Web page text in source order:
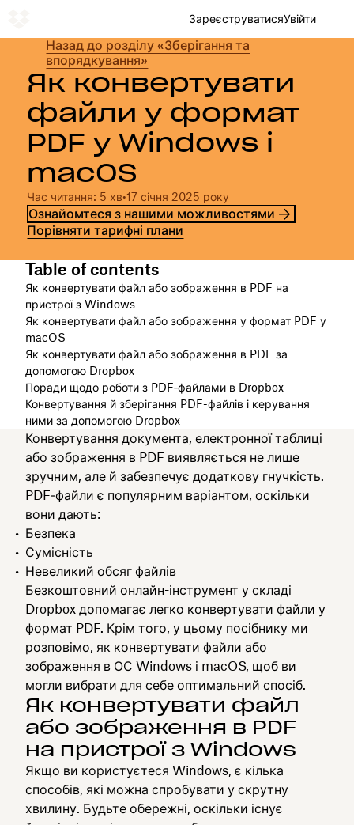
ЗареєструватисяУвійти
Назад до розділу «Зберігання та
впорядкування»
Як конвертувати
файли у формат
PDF у Windows і
macOS
Час читання: 5 хв•17 січня 2025 року
Ознайомтеся з нашими можливостями
Порівняти тарифні плани
Table of contents
Як конвертувати файл або зображення в PDF на
пристрої з Windows
Як конвертувати файл або зображення у формат PDF у
macOS
Як конвертувати файл або зображення в PDF за
допомогою Dropbox
Поради щодо роботи з PDF‑файлами в Dropbox
Конвертування й зберігання PDF-файлів і керування
ними за допомогою Dropbox
Конвертування документа, електронної таблиці
або зображення в PDF виявляється не лише
зручним, але й забезпечує додаткову гнучкість.
PDF‑файли є популярним варіантом, оскільки
вони дають:
Безпека
Сумісність
Невеликий обсяг файлів
Безкоштовний онлайн-інструмент у складі
Dropbox допомагає легко конвертувати файли у
формат PDF. Крім того, у цьому посібнику ми
розповімо, як конвертувати файли або
зображення в ОС Windows і macOS, щоб ви
могли вибрати для себе оптимальний спосіб.
Як конвертувати файл
або зображення в PDF
на пристрої з Windows
Якщо ви користуєтеся Windows, є кілька
способів, які можна спробувати у скрутну
хвилину. Будьте обережні, оскільки існує